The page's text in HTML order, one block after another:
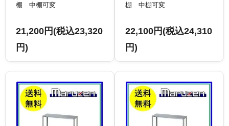
棚 中棚可変
21,200円(税込23,320
円)
棚 中棚可変
22,100円(税込24,310
円)